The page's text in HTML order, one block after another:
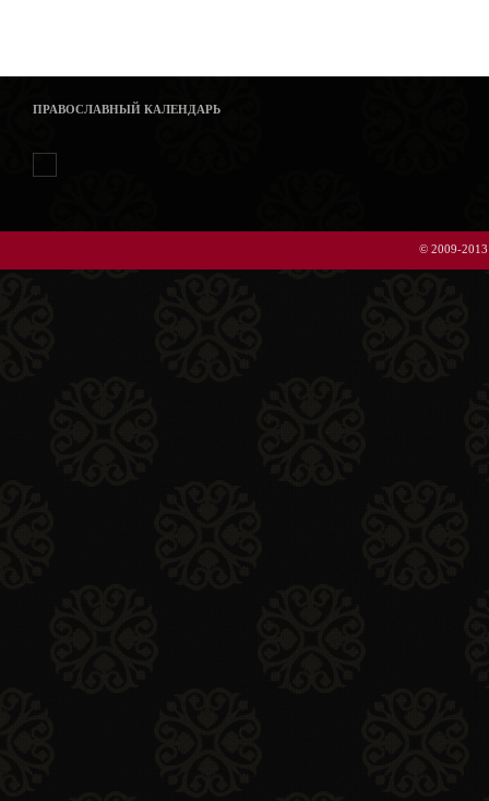
ПРАВОСЛАВНЫЙ КАЛЕНДАРЬ
© 2009-2013